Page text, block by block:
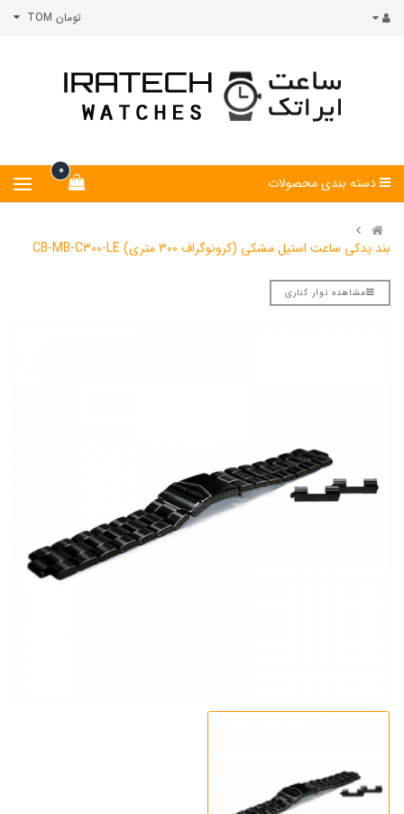
تومان TOM
0
دسته بندی محصولات
بند یدکی ساعت استیل مشکی (کرونوگراف 300 متری) CB-MB-C300-LE
مشاهده نوار کناری